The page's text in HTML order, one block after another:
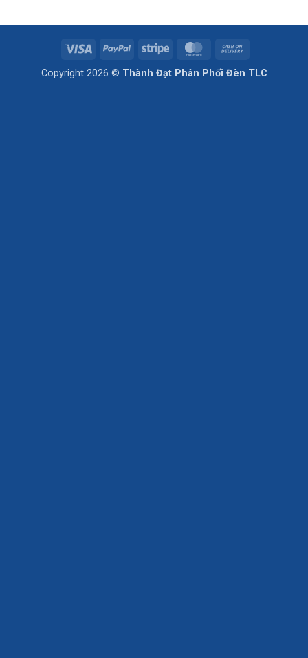
Visa PayPal Stripe MasterCard
Delivery
Copyright 2026 © Thành Đạt Phân Phối Đèn TLC